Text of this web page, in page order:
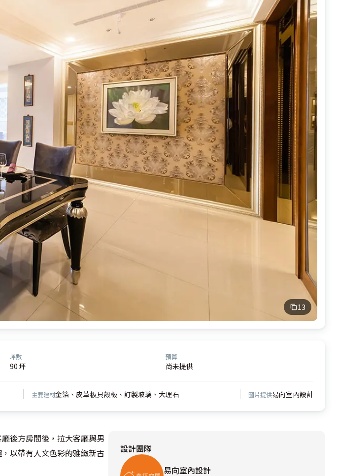
13
坪數
90 坪
預算
尚未提供
主要建材金箔、皮革板貝殼板、訂製玻璃、大理石 圖片提供易向室內設計
後方房間後，拉大客廳與男
以帶有人文色彩的雅緻新古
設計團隊
易向室內設計